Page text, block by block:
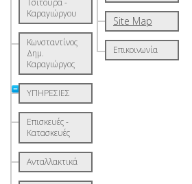
Τσιτούρα -
Καραγιώργου
Κωνσταντίνος
Δημ.
Καραγιώργος
ΥΠΗΡΕΣΙΕΣ
Επισκευές -
Κατασκευές
Ανταλλακτικά
Site Map
Επικοινωνία